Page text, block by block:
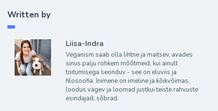
Written by
Liisa-Indra
Veganism saab olla lihtne ja maitsev, avades
sinus palju rohkem mõõtmeid, kui ainult
toitumisega seonduv - see on eluviis ja
filosoofia. Inimene on imeline ja kõikvõimas,
loodus vägev ja loomad justkui teiste rahvuste
esindajad, sõbrad.